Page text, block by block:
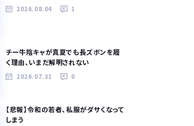
2026.08.04 1
チー牛陰キャが真夏でも長ズボンを履
く理由、いまだ解明されない
2026.07.31 0
【悲報】令和の若者、私服がダサくなって
しまう